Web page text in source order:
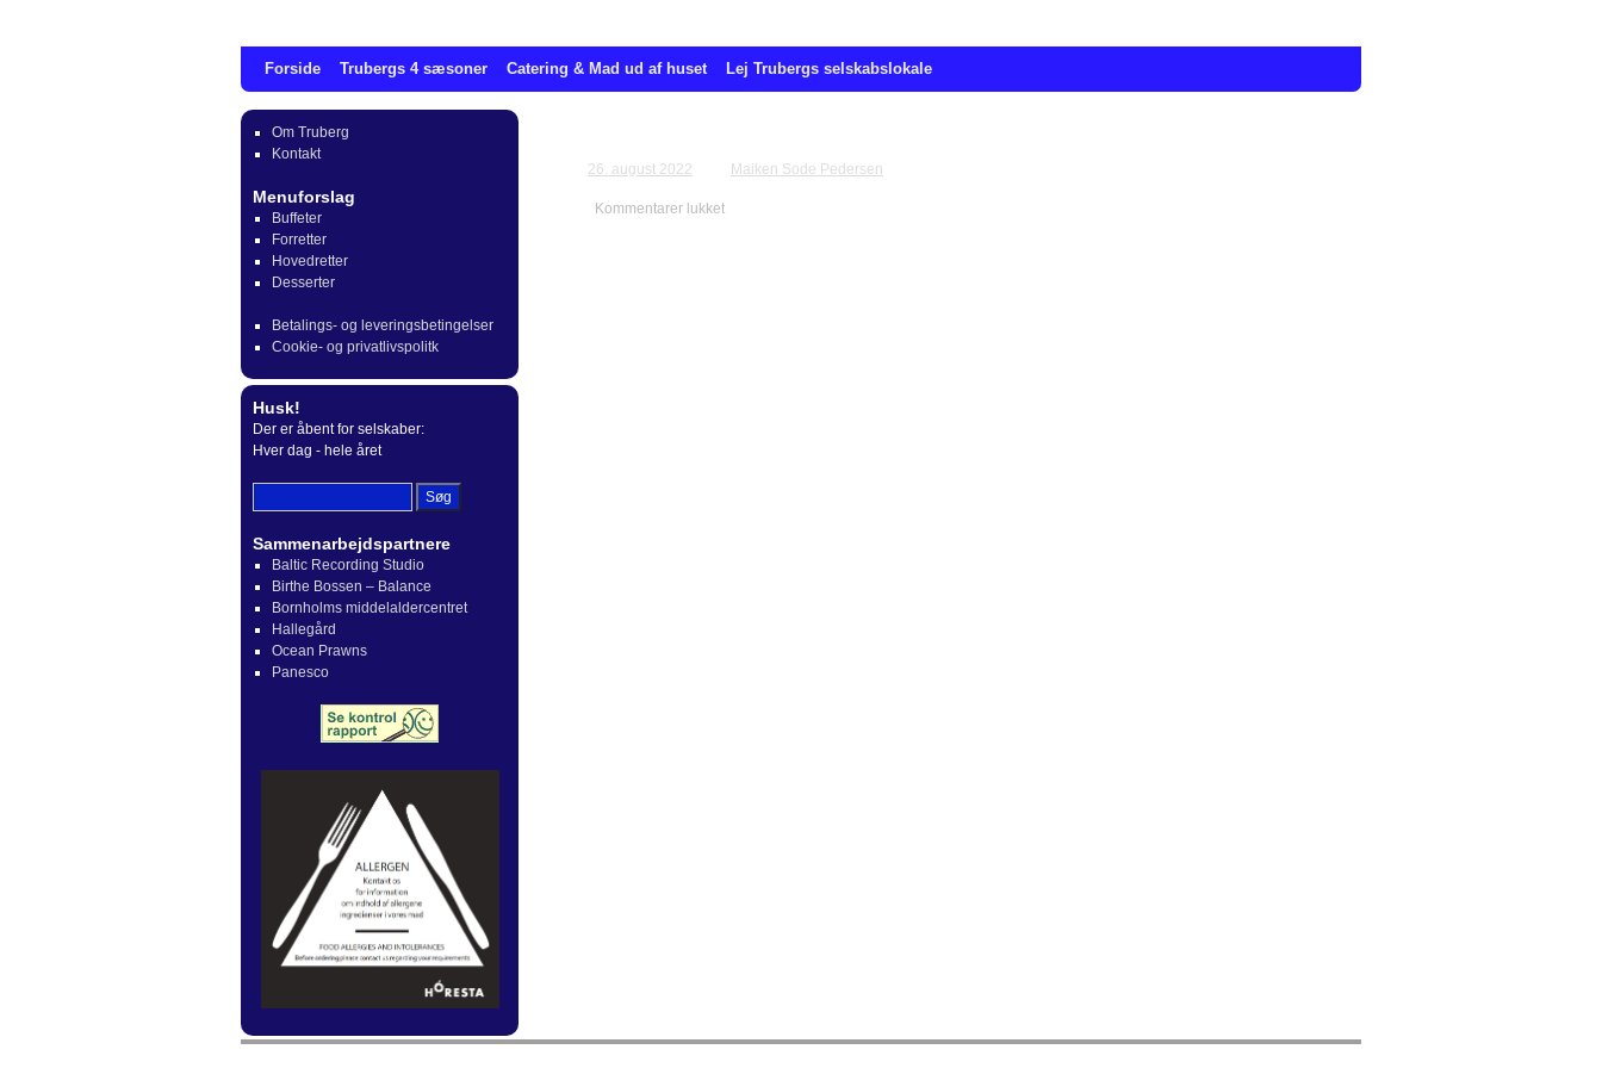
Forside Trubergs 4 sæsoner Catering & Mad ud af huset Lej Trubergs selskabslokale
26. august 2022 Maiken Sode Pedersen
Kommentarer lukket
Om Truberg
Kontakt
Menuforslag
Buffeter
Forretter
Hovedretter
Desserter
Betalings- og leveringsbetingelser
Cookie- og privatlivspolitk
Husk!
Der er åbent for selskaber:
Hver dag - hele året
Sammenarbejdspartnere
Baltic Recording Studio
Birthe Bossen – Balance
Bornholms middelaldercentret
Hallegård
Ocean Prawns
Panesco